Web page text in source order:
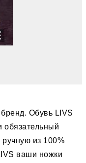
Обувь LIVS
обязательный
ручную из 100%
ваши ножки